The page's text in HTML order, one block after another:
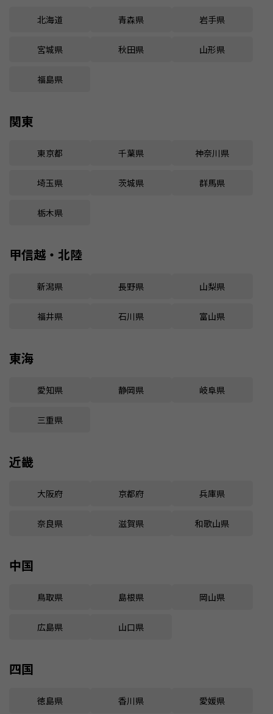
北海道 青森県 岩手県
宮城県 秋田県 山形県
福島県
関東
東京都 千葉県 神奈川県
埼玉県 茨城県 群馬県
栃木県
甲信越・北陸
新潟県 長野県 山梨県
福井県 石川県 富山県
東海
愛知県 静岡県 岐阜県
三重県
近畿
大阪府 京都府 兵庫県
奈良県 滋賀県 和歌山県
中国
鳥取県 島根県 岡山県
広島県 山口県
四国
徳島県 香川県 愛媛県